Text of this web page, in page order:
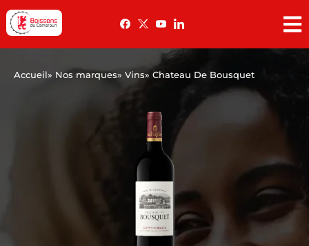
Accueil» Nos marques» Vins» Chateau De Bousquet